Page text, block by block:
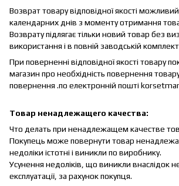
Возврат товару відповідної якості
календарних днів з моменту отримання
Возврату підлягає тільки новий товар без
використання і в повній заводській
При поверненні відповідної якості товару
магазин про необхідність повернення
повернення .по електронній пошті
Товар ненадлежащего качества:
Что делать при ненадлежащем качестве
Покупець може повернути товар
недоліки істотні і виникли по виробнику.
Усунення недоліків, що виникли внаслідок
експлуатації, за рахунок покупця.